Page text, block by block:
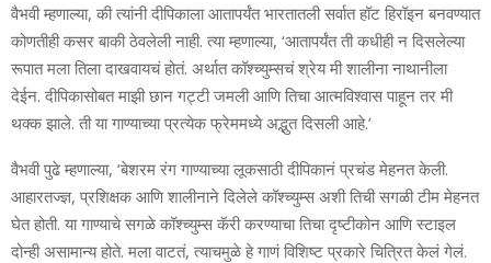
वैभवी म्हणाल्या, की त्यांनी दीपिकाला आतापर्यंत भारतातली सर्वात हॉट हिरॉइन बनवण्यात
कोणतीही कसर बाकी ठेवलेली नाही. त्या म्हणाल्या, ‘आतापर्यंत ती कधीही न दिसलेल्या
रूपात मला तिला दाखवायचं होतं. अर्थात कॉश्च्युम्सचं श्रेय मी शालीना नाथानीला
देईन. दीपिकासोबत माझी छान गट्टी जमली आणि तिचा आत्मविश्वास पाहून तर मी
थक्क झाले. ती या गाण्याच्या प्रत्येक फ्रेममध्ये अद्भुत दिसली आहे.’
वैभवी पुढे म्हणाल्या, ‘बेशरम रंग गाण्याच्या लूकसाठी दीपिकानं प्रचंड मेहनत केली.
आहारतज्ज्ञ, प्रशिक्षक आणि शालीनाने दिलेले कॉश्च्युम्स अशी तिची सगळी टीम मेहनत
घेत होती. या गाण्याचे सगळे कॉश्च्युम्स कॅरी करण्याचा तिचा दृष्टीकोन आणि स्टाइल
दोन्ही असामान्य होते. मला वाटतं, त्याचमुळे हे गाणं विशिष्ट प्रकारे चित्रित केलं गेलं.